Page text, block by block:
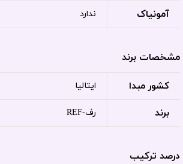
آمونیاک ندارد
مشخصات برند
کشور مبدا ایتالیا
برند رف-REF
درصد ترکیب